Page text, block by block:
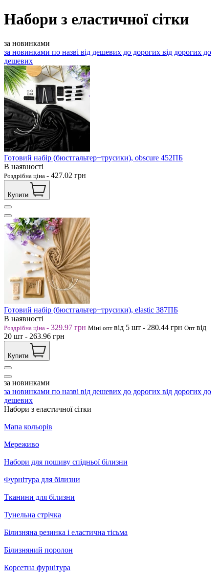
Набори з еластичної сітки
за новинками
за новинками по назві від дешевих до дорогих від дорогих до
дешевих
Готовий набір (бюстгальтер+трусики), obscure 452ПБ
В наявності
Роздрібна ціна - 427.02 грн
Купити
Готовий набір (бюстгальтер+трусики), elastic 387ПБ
В наявності
Роздрібна ціна - 329.97 грн Міні опт від 5 шт - 280.44 грн Опт від
20 шт - 263.96 грн
Купити
за новинками
за новинками по назві від дешевих до дорогих від дорогих до
дешевих
Набори з еластичної сітки
Мапа кольорів
Мереживо
Набори для пошиву спідньої білизни
Фурнітура для білизни
Тканини для білизни
Тунельна стрічка
Білизняна резинка і еластична тісьма
Білизняний поролон
Корсетна фурнітура